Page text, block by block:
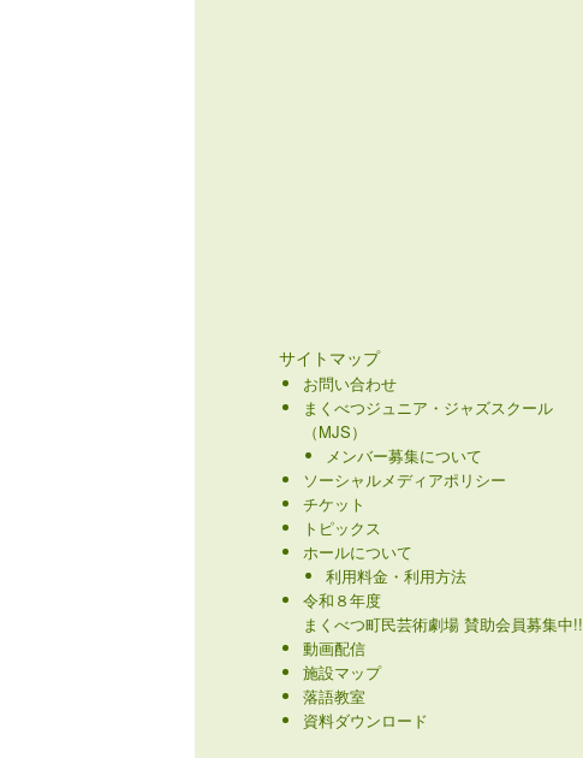
サイトマップ
お問い合わせ
まくべつジュニア・ジャズスクール
（MJS）
メンバー募集について
ソーシャルメディアポリシー
チケット
トピックス
ホールについて
利用料金・利用方法
令和８年度
まくべつ町民芸術劇場 賛助会員募集中!!
動画配信
施設マップ
落語教室
資料ダウンロード